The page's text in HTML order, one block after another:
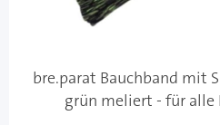
bre.parat Bauchband mit
grün meliert - für alle